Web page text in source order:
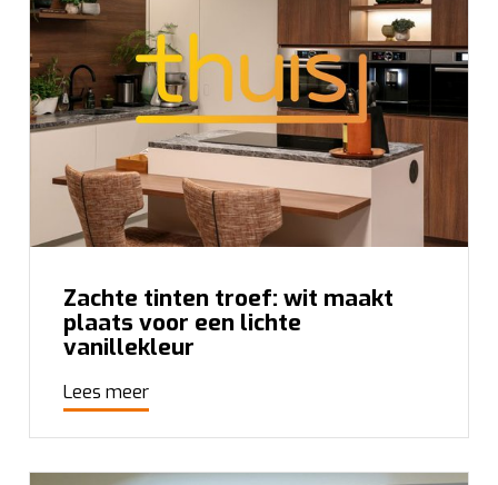
Zachte tinten troef: wit maakt
plaats voor een lichte
vanillekleur
Lees meer